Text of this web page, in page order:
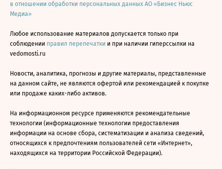
в отношении обработки персональных данных АО «Бизнес Ньюс
Медиа»
Любое использование материалов допускается только при
соблюдении правил перепечатки и при наличии гиперссылки на
vedomosti.ru
Новости, аналитика, прогнозы и другие материалы, представленные
на данном сайте, не являются офертой или рекомендацией к покупке
или продаже каких-либо активов.
На информационном ресурсе применяются рекомендательные
технологии (информационные технологии предоставления
информации на основе сбора, систематизации и анализа сведений,
относящихся к предпочтениям пользователей сети «Интернет»,
находящихся на территории Российской Федерации).